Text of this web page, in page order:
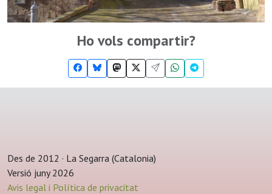
Ho vols compartir?
Des de 2012 · La Segarra (Catalonia)
Versió juny 2026
Avis legal i Política de privacitat